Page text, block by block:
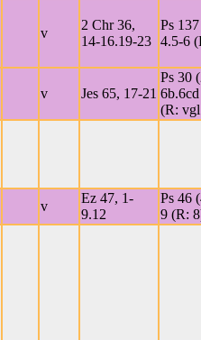
v
2 Chr 36,
14-16.19-23
Ps
4.5-6
v Jes 65, 17-21
Ps 30
(R:
v
Ez 47, 1-
9.12
Ps 46
9 (R: